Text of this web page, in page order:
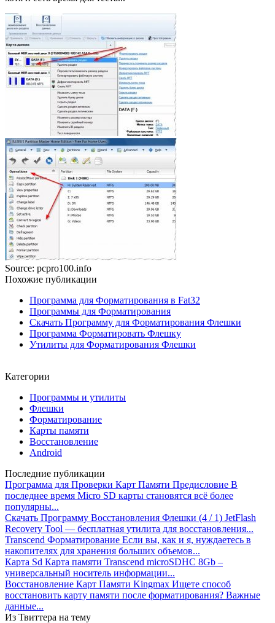
Source: pcpro100.info
Похожие публикации
Программа для Форматирования в Fat32
Программы для Форматирования
Скачать Программу для Форматирования Флешки
Программа Форматировать Флешку
Утилиты для Форматирования Флешки
Категории
Программы и утилиты
Флешки
Форматирование
Карты памяти
Восстановление
Android
Последние публикации
Программа для Проверки Карт Памяти Предисловие В
последнее время Micro SD карты становятся всё более
популярны...
Скачать Программу Восстановления Флешки (4 / 1) JetFlash
Recovery Tool — бесплатная утилита для восстановления...
Transcend Форматирование Если вы, как и я, нуждаетесь в
накопителях для хранения больших объемов...
Карта Sd Карта памяти Transcend microSDHC 8Gb –
универсальный носитель информации...
Восстановление Карт Памяти Kingmax Ищете способ
восстановить карту памяти после форматирования? Важные
данные...
Из Твиттера на тему